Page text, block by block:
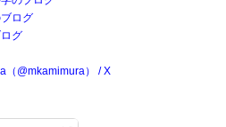
ログ
グ
（@mkamimura） / X